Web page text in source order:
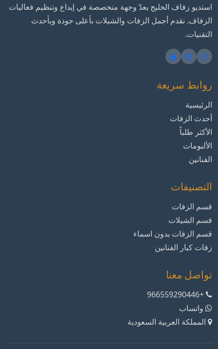
استديو زفاف الخليج يعدّ وجهة متخصصة في إبداع وتنظيم فعاليات
الزفاف. نقدم أجمل الزفات والشيلات بأعلى جودة وبأحدث
التقنيات.
روابط سريعة
الرئيسية
أحدث الزفات
الأكثر طلباً
الألبومات
الفنانين
التصنيفات
قسم الزفات
قسم الشيلات
قسم الزفات بدون اسماء
زفات كبار الفنانين
تواصل معنا
+966559290446
واتساب
المملكة العربية السعودية